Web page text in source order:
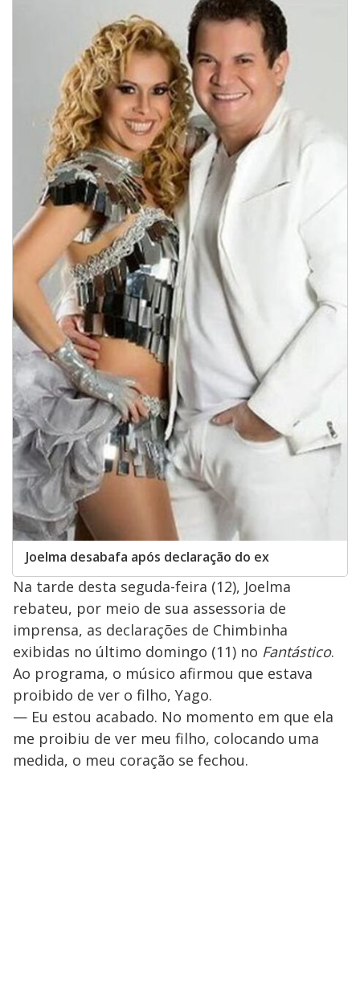
Joelma desabafa após declaração do ex
Na tarde desta seguda-feira (12), Joelma
rebateu, por meio de sua assessoria de
imprensa, as declarações de Chimbinha
exibidas no último domingo (11) no Fantástico.
Ao programa, o músico afirmou que estava
proibido de ver o filho, Yago.
— Eu estou acabado. No momento em que ela
me proibiu de ver meu filho, colocando uma
medida, o meu coração se fechou.